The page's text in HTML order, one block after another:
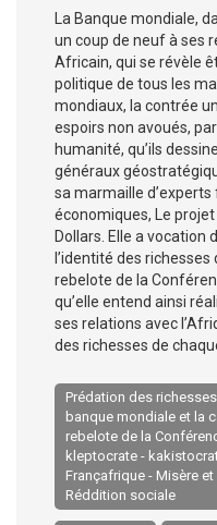
La Banque mondiale,
un coup de neuf à ses
Africain, qui se révèle
politique de tous les
mondiaux, la contrée
espoirs non avoués,
humanité, qu’ils
généraux
sa marmaille
économiques, Le
Dollars. Elle a vocation
l’identité des
rebelote de la
qu’elle entend ainsi
ses relations avec
des richesses de chaque
Prédation des
banque mondiale et la
rebelote de la
kleptocrate -
Françafrique - Misère
Réddition sociale